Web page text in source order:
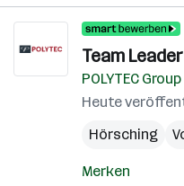
Team
POLYTEC Group
Heute
Hörsching
Merken